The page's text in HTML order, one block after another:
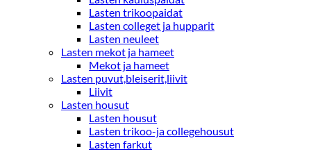
Lasten trikoopaidat
Lasten colleget ja hupparit
Lasten neuleet
Lasten mekot ja hameet
Mekot ja hameet
Lasten puvut,bleiserit,liivit
Liivit
Lasten housut
Lasten housut
Lasten trikoo-ja collegehousut
Lasten farkut